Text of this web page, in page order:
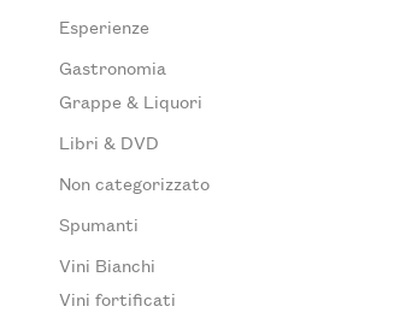
Esperienze
Gastronomia
Grappe & Liquori
Libri & DVD
Non categorizzato
Spumanti
Vini Bianchi
Vini fortificati